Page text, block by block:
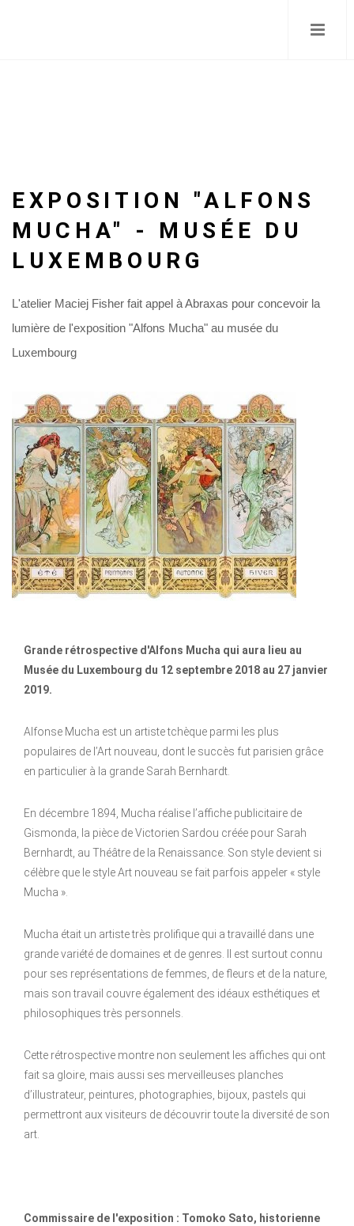
EXPOSITION "ALFONS
MUCHA" - MUSÉE DU
LUXEMBOURG
L'atelier Maciej Fisher fait appel à Abraxas pour concevoir la
lumière de l'exposition "Alfons Mucha" au musée du
Luxembourg
Grande rétrospective d'Alfons Mucha qui aura lieu au
Musée du Luxembourg du 12 septembre 2018 au 27 janvier
2019.
Alfonse Mucha est un artiste tchèque parmi les plus
populaires de l’Art nouveau, dont le succès fut parisien grâce
en particulier à la grande Sarah Bernhardt.
En décembre 1894, Mucha réalise l’affiche publicitaire de
Gismonda, la pièce de Victorien Sardou créée pour Sarah
Bernhardt, au Théâtre de la Renaissance. Son style devient si
célèbre que le style Art nouveau se fait parfois appeler « style
Mucha ».
Mucha était un artiste très prolifique qui a travaillé dans une
grande variété de domaines et de genres. Il est surtout connu
pour ses représentations de femmes, de fleurs et de la nature,
mais son travail couvre également des idéaux esthétiques et
philosophiques très personnels.
Cette rétrospective montre non seulement les affiches qui ont
fait sa gloire, mais aussi ses merveilleuses planches
d’illustrateur, peintures, photographies, bijoux, pastels qui
permettront aux visiteurs de découvrir toute la diversité de son
art.
Commissaire de l'exposition : Tomoko Sato, historienne